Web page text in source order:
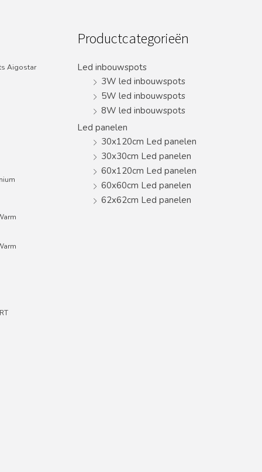
Aigostar
Productcategorieën
Led inbouwspots
3W led inbouwspots
5W led inbouwspots
8W led inbouwspots
Led panelen
30x120cm Led panelen
30x30cm Led panelen
60x120cm Led panelen
60x60cm Led panelen
62x62cm Led panelen